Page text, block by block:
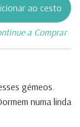
a Comprar
gémeos.
numa linda